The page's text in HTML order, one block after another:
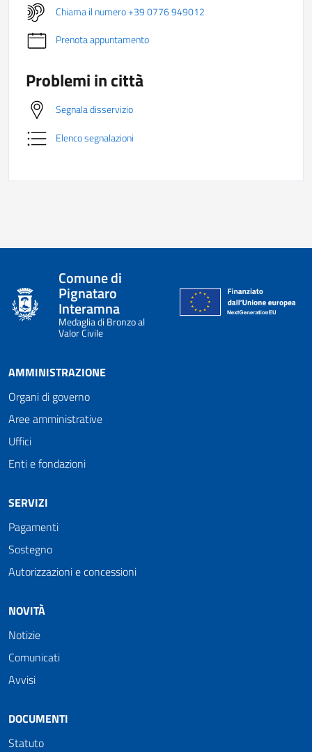
Chiama il numero +39 0776 949012
Prenota appuntamento
Problemi in città
Segnala disservizio
Elenco segnalazioni
Comune di
Pignataro
Interamna
Medaglia di Bronzo al
Valor Civile
AMMINISTRAZIONE
Organi di governo
Aree amministrative
Uffici
Enti e fondazioni
SERVIZI
Pagamenti
Sostegno
Autorizzazioni e concessioni
NOVITÀ
Notizie
Comunicati
Avvisi
DOCUMENTI
Statuto